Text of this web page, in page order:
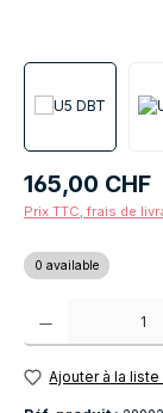
Prix régulier :
165,00 CHF
Prix TTC, frais de
0 available
Quantité de
Ajouter à la